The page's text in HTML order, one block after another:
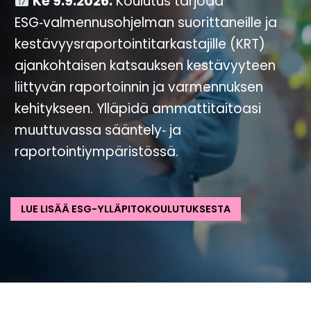
ESG‑valmennusohjelman suorittaneille ja
kestävyysraportointitarkastajille (KRT)
ajankohtaisen katsauksen kestävyyteen
liittyvän raportoinnin ja varmennuksen
kehitykseen. Ylläpidä ammattitaitoasi
muuttuvassa sääntely‑ ja
raportointiympäristössä.
LUE LISÄÄ ESG-YLLÄPITOKOULUTUKSESTA